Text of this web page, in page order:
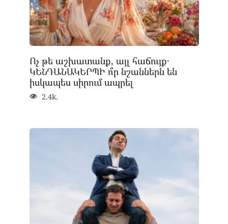
Ոչ թե աշխատանք, այլ հաճույք․
ԿԵՆԴԱՆԱԿԵՐՊԻ ո՞ր նշաններն են
իսկապես սիրում ապրել
2.4k.